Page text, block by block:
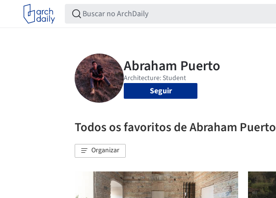
Seguir
Todos os favoritos de Abraham Puerto
Organizar